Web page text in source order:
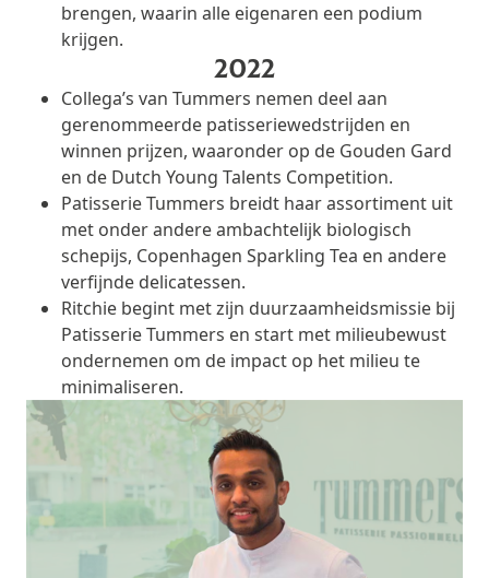
brengen, waarin alle eigenaren een podium
krijgen.
2022
Collega’s van Tummers nemen deel aan
gerenommeerde patisseriewedstrijden en
winnen prijzen, waaronder op de Gouden Gard
en de Dutch Young Talents Competition.
Patisserie Tummers breidt haar assortiment uit
met onder andere ambachtelijk biologisch
schepijs, Copenhagen Sparkling Tea en andere
verfijnde delicatessen.
Ritchie begint met zijn duurzaamheidsmissie bij
Patisserie Tummers en start met milieubewust
ondernemen om de impact op het milieu te
minimaliseren.